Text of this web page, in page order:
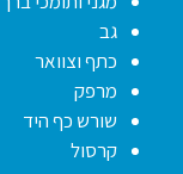
גב
כתף וצוואר
מרפק
שורש כף היד
קרסול